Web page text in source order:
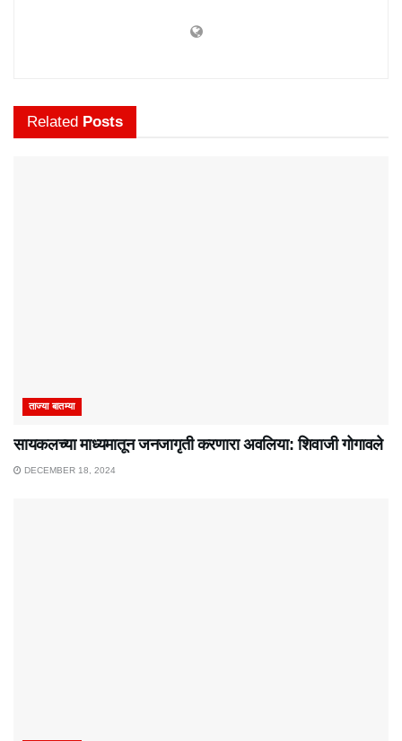
Related Posts
ताज्या बातम्या
सायकलच्या माध्यमातून जनजागृती करणारा अवलिया: शिवाजी गोगावले
DECEMBER 18, 2024